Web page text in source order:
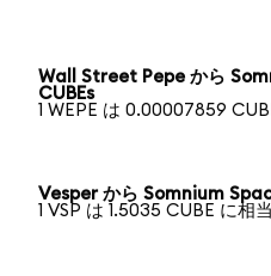
Wall Street Pepe から
CUBEs
1 WEPE は 0.00007859
Vesper から Somnium
1 VSP は 1.5035 CUBE に相当